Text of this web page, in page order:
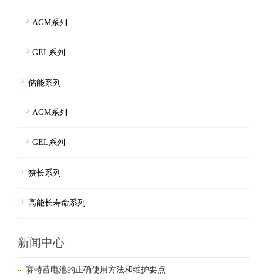
AGM系列
GEL系列
储能系列
AGM系列
GEL系列
狭长系列
高能长寿命系列
新闻中心
赛特蓄电池的正确使用方法和维护要点